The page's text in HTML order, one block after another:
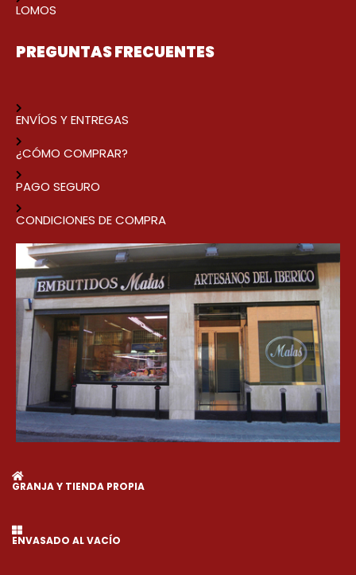
LOMOS
PREGUNTAS FRECUENTES
ENVÍOS Y ENTREGAS
¿CÓMO COMPRAR?
PAGO SEGURO
CONDICIONES DE COMPRA
GRANJA Y TIENDA PROPIA
ENVASADO AL VACÍO